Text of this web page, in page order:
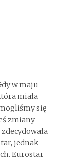
w maju
miała
się
zmiany
jednak
Eurostar